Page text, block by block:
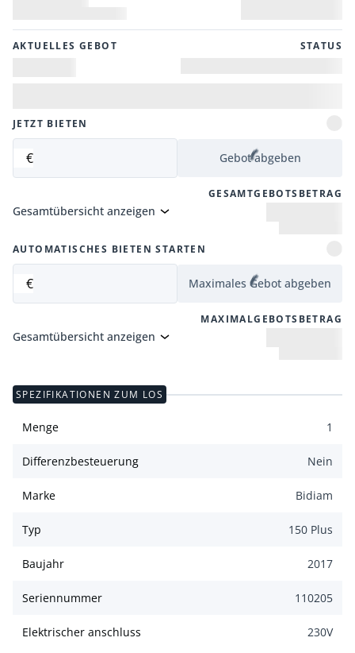
AKTUELLES GEBOT STATUS
JETZT BIETEN
€ Gebot abgeben
GESAMTGEBOTSBETRAG
Gesamtübersicht anzeigen
AUTOMATISCHES BIETEN STARTEN
€ Maximales Gebot abgeben
MAXIMALGEBOTSBETRAG
Gesamtübersicht anzeigen
SPEZIFIKATIONEN ZUM LOS
Menge 1
Differenzbesteuerung Nein
Marke Bidiam
Typ 150 Plus
Baujahr 2017
Seriennummer 110205
Elektrischer anschluss 230V